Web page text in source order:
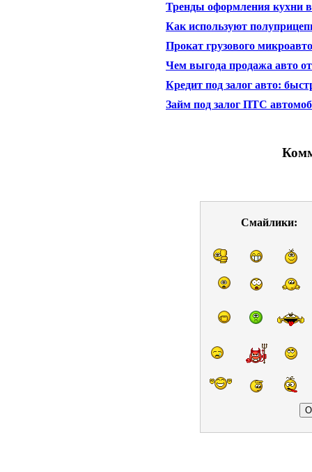
Тренды оформления кухни в
Как используют
Прокат грузового
Чем выгода продажа авто
Кредит под залог авто:
Займ под залог ПТС
Смайлики: